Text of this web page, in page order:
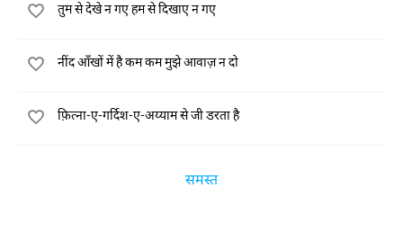
तुम से देखे न गए हम से दिखाए न गए
नींद आँखों में है कम कम मुझे आवाज़ न दो
फ़ित्ना-ए-गर्दिश-ए-अय्याम से जी डरता है
समस्त